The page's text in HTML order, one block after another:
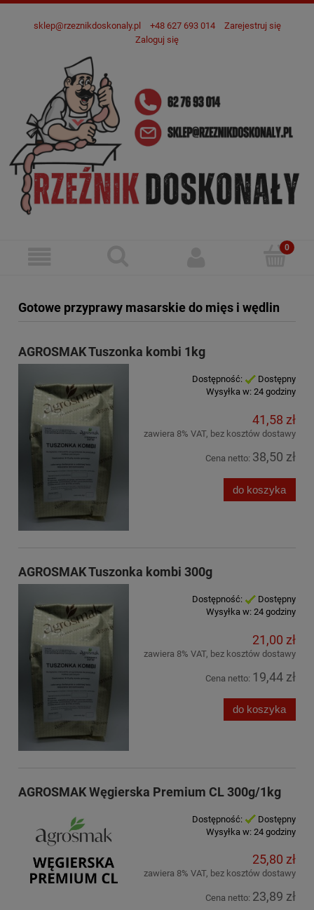
sklep@rzeznikdoskonaly.pl +48 627 693 014
Zarejestruj się
Zaloguj się
Gotowe przyprawy masarskie do mięs i wędlin
AGROSMAK Tuszonka kombi 1kg
Dostępność:
Dostępny
Wysyłka w: 24 godziny
41,58 zł
zawiera 8% VAT, bez kosztów dostawy
Cena netto: 38,50 zł
do koszyka
AGROSMAK Tuszonka kombi 300g
Dostępność:
Dostępny
Wysyłka w: 24 godziny
21,00 zł
zawiera 8% VAT, bez kosztów dostawy
Cena netto: 19,44 zł
do koszyka
AGROSMAK Węgierska Premium CL 300g/1kg
Dostępność:
Dostępny
Wysyłka w: 24 godziny
25,80 zł
zawiera 8% VAT, bez kosztów dostawy
Cena netto: 23,89 zł